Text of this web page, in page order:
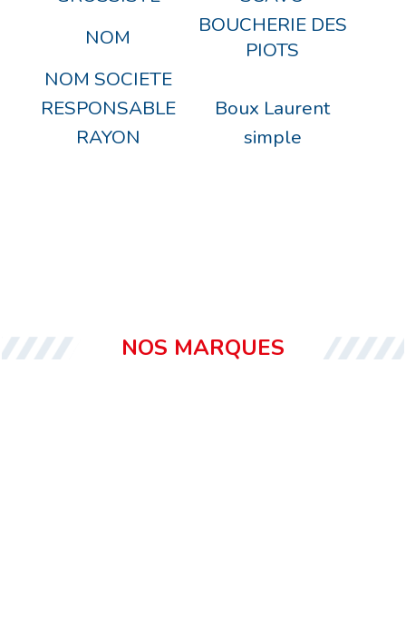
NOM
BOUCHERIE DES
PIOTS
NOM SOCIETE
RESPONSABLE
Boux Laurent
RAYON
simple
NOS MARQUES